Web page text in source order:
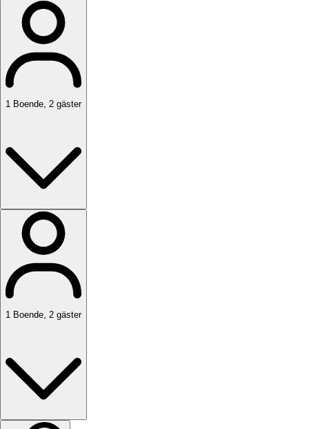
1 Boende, 2 gäster
1 Boende, 2 gäster